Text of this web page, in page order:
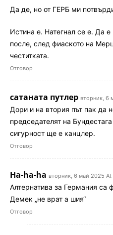
Да де, но от ГЕРБ ми
Истина е. Натегнал се е. Да
после, след фиаското на
честитката.
Отговор
сатаната путлер вторник, 6
Дори и на втория път пак да
председателят на
сигурност ще е канцлер.
Отговор
Ha-ha-ha вторник, 6 май 2025 At
Алтернатива за Германия са
Демек „не врат а шия“
Отговор